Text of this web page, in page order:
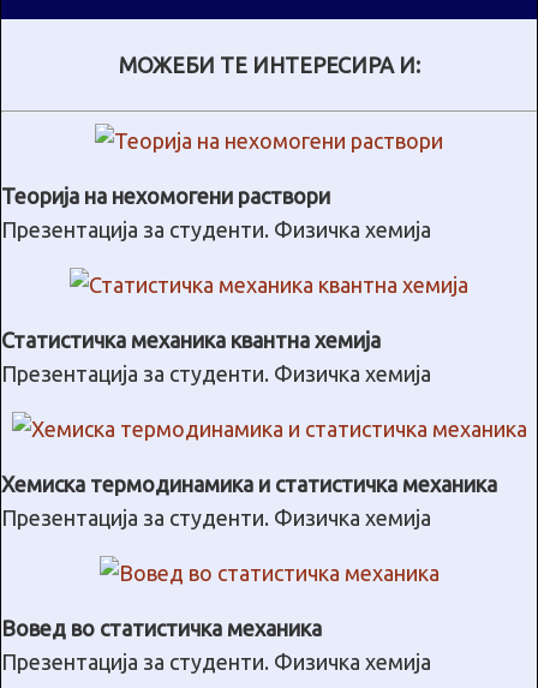
МОЖЕБИ ТЕ ИНТЕРЕСИРА И:
Теорија на нехомогени раствори
Презентација за студенти. Физичка хемија
Статистичка механика квантна хемија
Презентација за студенти. Физичка хемија
Хемиска термодинамика и статистичка механика
Презентација за студенти. Физичка хемија
Вовед во статистичка механика
Презентација за студенти. Физичка хемија